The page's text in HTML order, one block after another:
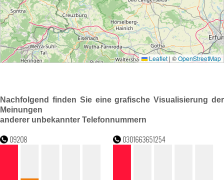
Nachfolgend finden Sie eine grafische Visualisierung der
Meinungen
anderer unbekannter Telefonnummern